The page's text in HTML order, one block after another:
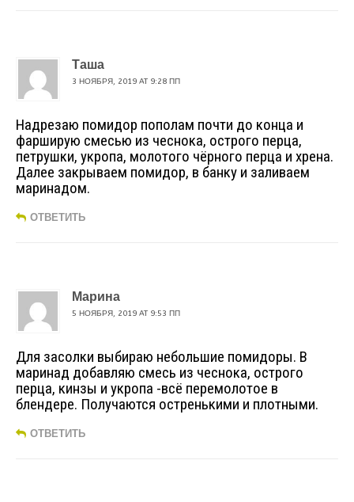
Таша
3 НОЯБРЯ, 2019 AT 9:28 ПП
Надрезаю помидор пополам почти до конца и
фарширую смесью из чеснока, острого перца,
петрушки, укропа, молотого чёрного перца и хрена.
Далее закрываем помидор, в банку и заливаем
маринадом.
ОТВЕТИТЬ
Марина
5 НОЯБРЯ, 2019 AT 9:53 ПП
Для засолки выбираю небольшие помидоры. В
маринад добавляю смесь из чеснока, острого
перца, кинзы и укропа -всё перемолотое в
блендере. Получаются остренькими и плотными.
ОТВЕТИТЬ